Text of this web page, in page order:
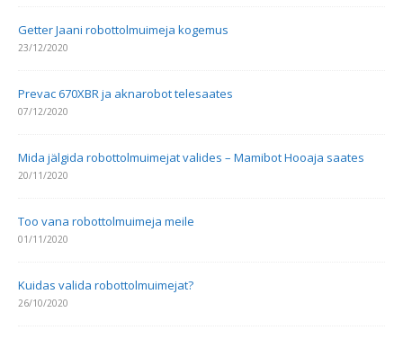
Getter Jaani robottolmuimeja kogemus
23/12/2020
Prevac 670XBR ja aknarobot telesaates
07/12/2020
Mida jälgida robottolmuimejat valides – Mamibot Hooaja saates
20/11/2020
Too vana robottolmuimeja meile
01/11/2020
Kuidas valida robottolmuimejat?
26/10/2020